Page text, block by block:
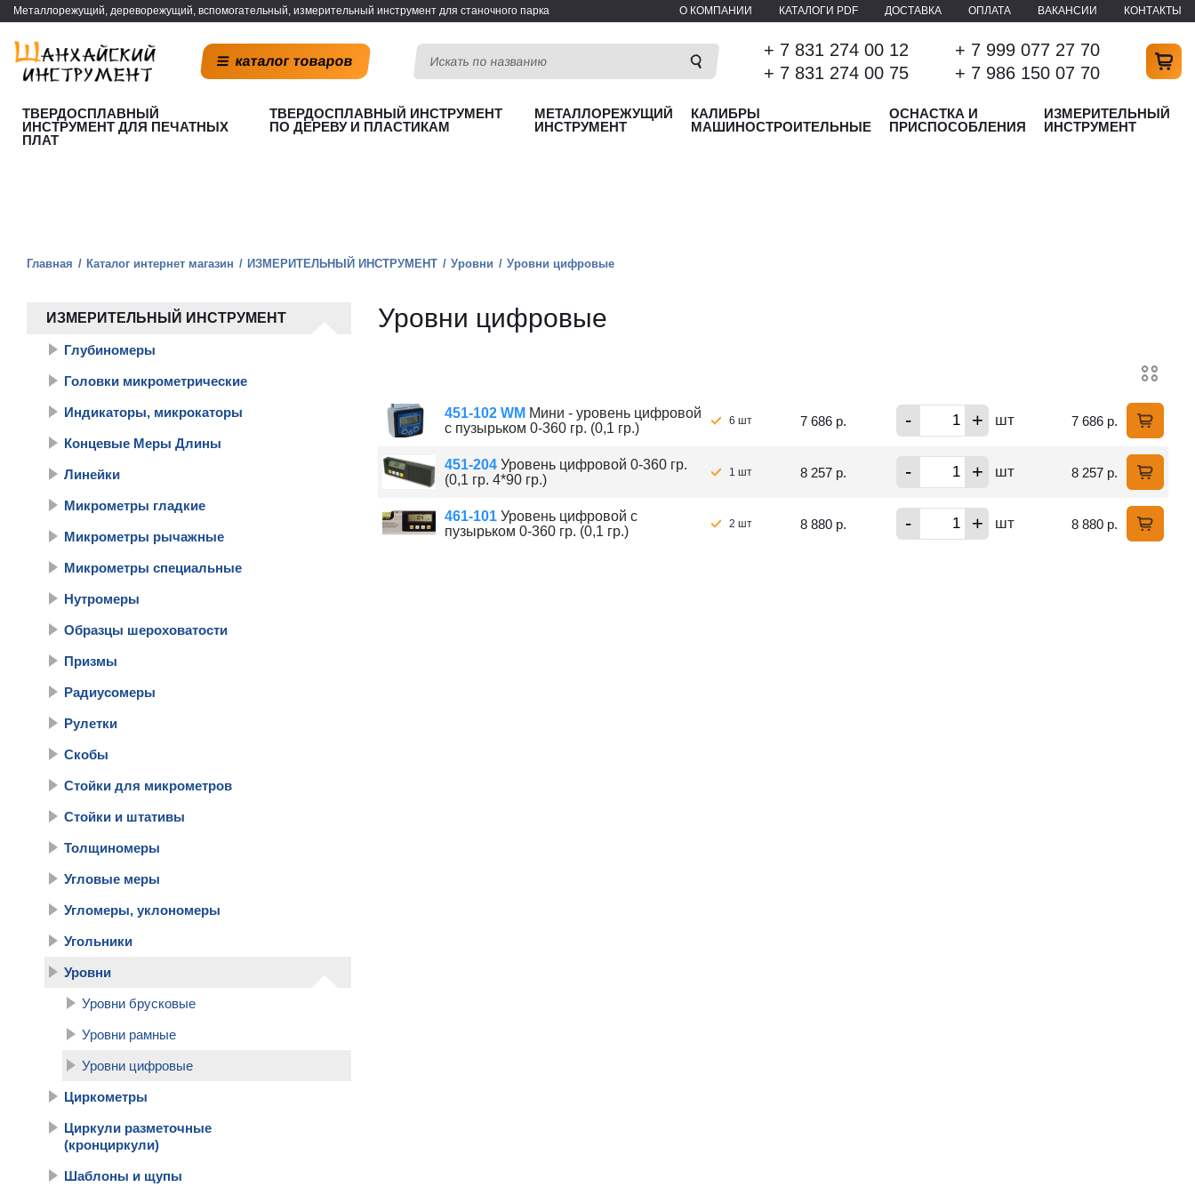
Металлорежущий, дереворежущий, вспомогательный, измерительный инструмент для станочного парка О КОМПАНИИ КАТАЛОГИ PDF ДОСТАВКА ОПЛАТА ВАКАНСИИ КОНТАКТЫ
каталог товаров
+ 7 831 274 00 12
+ 7 831 274 00 75
+ 7 999 077 27 70
+ 7 986 150 07 70
ТВЕРДОСПЛАВНЫЙ
ИНСТРУМЕНТ ДЛЯ ПЕЧАТНЫХ
ПЛАТ
ТВЕРДОСПЛАВНЫЙ ИНСТРУМЕНТ
ПО ДЕРЕВУ И ПЛАСТИКАМ
МЕТАЛЛОРЕЖУЩИЙ
ИНСТРУМЕНТ
КАЛИБРЫ
МАШИНОСТРОИТЕЛЬНЫЕ
ОСНАСТКА И
ПРИСПОСОБЛЕНИЯ
ИЗМЕРИТЕЛЬНЫЙ
ИНСТРУМЕНТ
Главная Каталог интернет магазин ИЗМЕРИТЕЛЬНЫЙ ИНСТРУМЕНТ Уровни Уровни цифровые
ИЗМЕРИТЕЛЬНЫЙ ИНСТРУМЕНТ
Глубиномеры
Головки микрометрические
Индикаторы, микрокаторы
Концевые Меры Длины
Линейки
Микрометры гладкие
Микрометры рычажные
Микрометры специальные
Нутромеры
Образцы шероховатости
Призмы
Радиусомеры
Рулетки
Скобы
Стойки для микрометров
Стойки и штативы
Толщиномеры
Угловые меры
Угломеры, уклономеры
Угольники
Уровни
Уровни брусковые
Уровни рамные
Уровни цифровые
Циркометры
Циркули разметочные
(кронциркули)
Шаблоны и щупы
Уровни цифровые
451-102 WM Мини - уровень цифровой
с пузырьком 0-360 гр. (0,1 гр.)
6 шт 7 686 р. - + шт 7 686 р.
451-204 Уровень цифровой 0-360 гр.
(0,1 гр. 4*90 гр.)
1 шт 8 257 р. - + шт 8 257 р.
461-101 Уровень цифровой с
пузырьком 0-360 гр. (0,1 гр.)
2 шт 8 880 р. - + шт 8 880 р.